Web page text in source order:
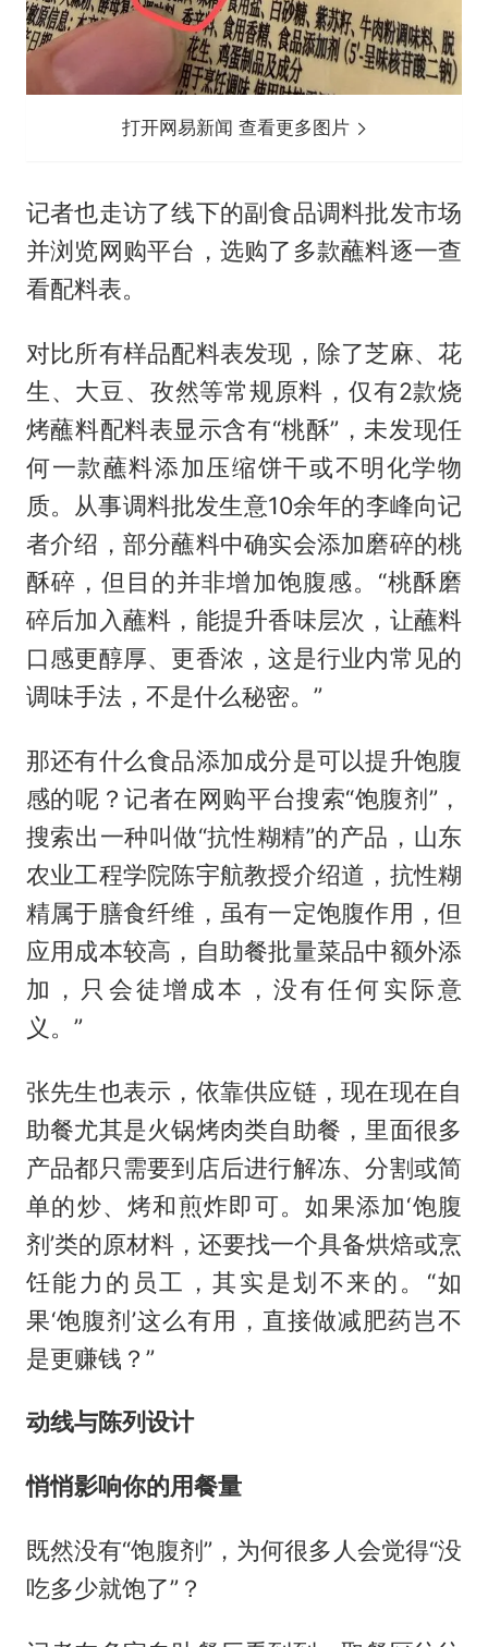
打开网易新闻 查看更多图片
记者也走访了线下的副食品调料批发市场
并浏览网购平台，选购了多款蘸料逐一查
看配料表。
对比所有样品配料表发现，除了芝麻、花
生、大豆、孜然等常规原料，仅有2款烧
烤蘸料配料表显示含有“桃酥”，未发现任
何一款蘸料添加压缩饼干或不明化学物
质。从事调料批发生意10余年的李峰向记
者介绍，部分蘸料中确实会添加磨碎的桃
酥碎，但目的并非增加饱腹感。“桃酥磨
碎后加入蘸料，能提升香味层次，让蘸料
口感更醇厚、更香浓，这是行业内常见的
调味手法，不是什么秘密。”
那还有什么食品添加成分是可以提升饱腹
感的呢？记者在网购平台搜索“饱腹剂”，
搜索出一种叫做“抗性糊精”的产品，山东
农业工程学院陈宇航教授介绍道，抗性糊
精属于膳食纤维，虽有一定饱腹作用，但
应用成本较高，自助餐批量菜品中额外添
加，只会徒增成本，没有任何实际意
义。”
张先生也表示，依靠供应链，现在现在自
助餐尤其是火锅烤肉类自助餐，里面很多
产品都只需要到店后进行解冻、分割或简
单的炒、烤和煎炸即可。如果添加‘饱腹
剂’类的原材料，还要找一个具备烘焙或烹
饪能力的员工，其实是划不来的。“如
果‘饱腹剂’这么有用，直接做减肥药岂不
是更赚钱？”
动线与陈列设计
悄悄影响你的用餐量
既然没有“饱腹剂”，为何很多人会觉得“没
吃多少就饱了”？